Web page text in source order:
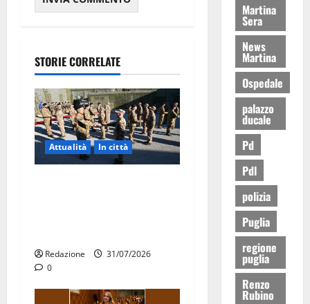
STORIE CORRELATE
Attualità In città
Redazione
31/07/2026
0
Martina
Sera
News
Martina
Ospedale
palazzo
ducale
Pd
Pdl
polizia
Puglia
regione
puglia
Renzo
Rubino